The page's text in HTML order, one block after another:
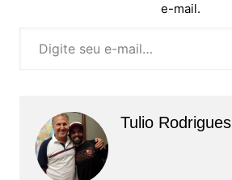
e-mail.
Tulio Rodrigues